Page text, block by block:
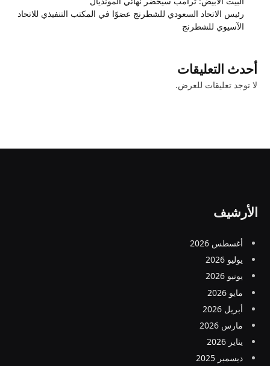
رئيس الاتحاد السعودي للشطرنج عضوًا في المكتب التنفيذي للاتحاد
الآسيوي للشطرنج
أحدث التعليقات
لا توجد تعليقات للعرض.
الأرشيف
أغسطس 2026
يوليو 2026
يونيو 2026
مايو 2026
أبريل 2026
مارس 2026
يناير 2026
ديسمبر 2025